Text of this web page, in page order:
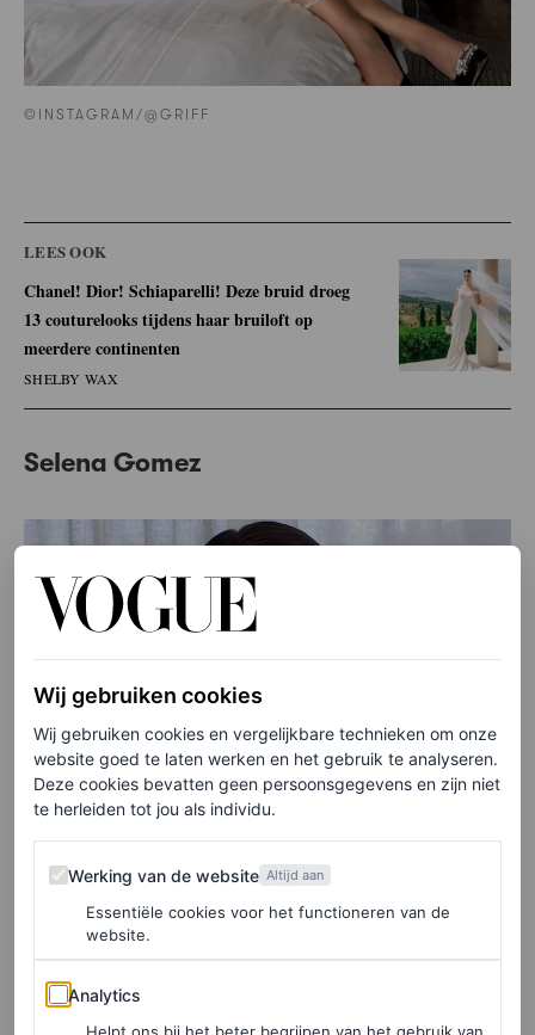
©INSTAGRAM/@GRIFF
LEES OOK
Chanel! Dior! Schiaparelli! Deze bruid droeg
13 couturelooks tijdens haar bruiloft op
meerdere continenten
SHELBY WAX
Selena Gomez
Wij gebruiken cookies
Wij gebruiken cookies en vergelijkbare technieken om onze
website goed te laten werken en het gebruik te analyseren.
Deze cookies bevatten geen persoonsgegevens en zijn niet
te herleiden tot jou als individu.
Werking van de website
Werking van de website Altijd aan
Essentiële cookies voor het functioneren van de
website.
Analytics
Analytics